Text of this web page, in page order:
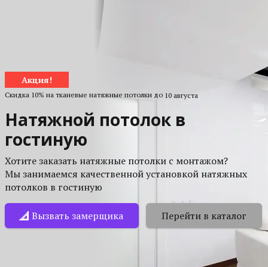
Акция!
Скидка 10% на тканевые натяжные потолки до 10 августа
Натяжной потолок в
гостиную
Хотите заказать натяжные потолки с монтажом?
Мы занимаемся качественной установкой натяжных
потолков в гостиную
Вызвать замерщика Перейти в каталог